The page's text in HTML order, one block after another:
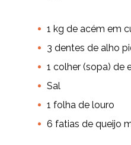
Destaques do mês
1 kg de acém em
3 dentes de alho
1 colher (sopa) de
Sal
1 folha de louro
6 fatias de queijo